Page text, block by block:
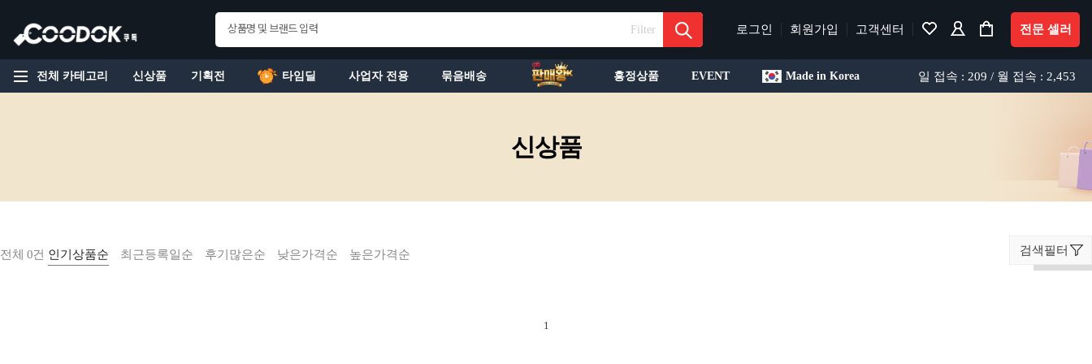
Filter 로그인 회원가입 고객센터 전문 셀러
전체 카테고리 신상품 기획전 타임딜 사업자 전용 묶음배송 흥정상품 EVENT Made in Korea 일 접속 : 209 / 월 접속 : 2,453
신상품
검색필터
전체 0건 인기상품순 최근등록일순 후기많은순 낮은가격순 높은가격순
1